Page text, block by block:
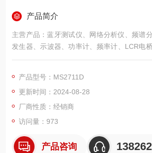
产品简介
主营产品：蓝牙测试仪、网络分析仪、频谱
发生器、示波器、功率计、频率计、LCR电
仪、噪声系数分析仪、多用表校准仪、万用
抗测试治具及附件、衰减器等。
主营品牌：安捷伦、美国泰克、美国福禄克
水、北京普源、中国台湾固纬、美国吉时利、
产品型号：MS2711D
更新时间：2024-08-28
厂商性质：经销商
访问量：973
产品咨询